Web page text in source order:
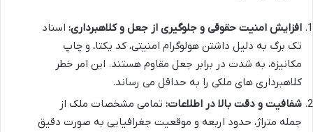
افزایش امنیت حقوقی و جلوگیری از جعل و کلاهبرداری: اسناد
تک برگ به دلیل داشتن هولوگرام امنیتی، کد یکتا، و چاپ
مکانیزه، به شدت در برابر جعل مقاوم هستند. این امر خطر
کلاهبرداری های ملکی را به حداقل می رساند.
شفافیت و دقت بالا در اطلاعات: تمامی مشخصات ملک از
جمله متراژ، حدود اربعه و موقعیت جغرافیایی به صورت دقیق